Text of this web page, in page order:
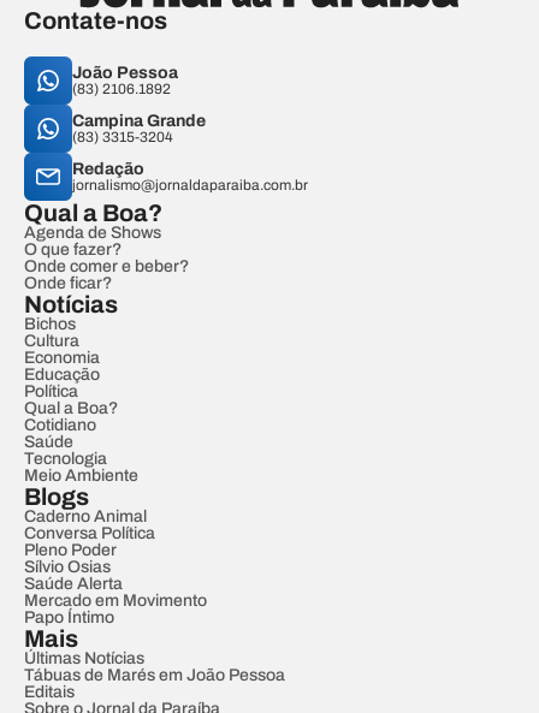
Contate-nos
João Pessoa
(83) 2106.1892
Campina Grande
(83) 3315-3204
Redação
jornalismo@jornaldaparaiba.com.br
Qual a Boa?
Agenda de Shows
O que fazer?
Onde comer e beber?
Onde ficar?
Notícias
Bichos
Cultura
Economia
Educação
Política
Qual a Boa?
Cotidiano
Saúde
Tecnologia
Meio Ambiente
Blogs
Caderno Animal
Conversa Política
Pleno Poder
Sílvio Osias
Saúde Alerta
Mercado em Movimento
Papo Íntimo
Mais
Últimas Notícias
Tábuas de Marés em João Pessoa
Editais
Sobre o Jornal da Paraíba